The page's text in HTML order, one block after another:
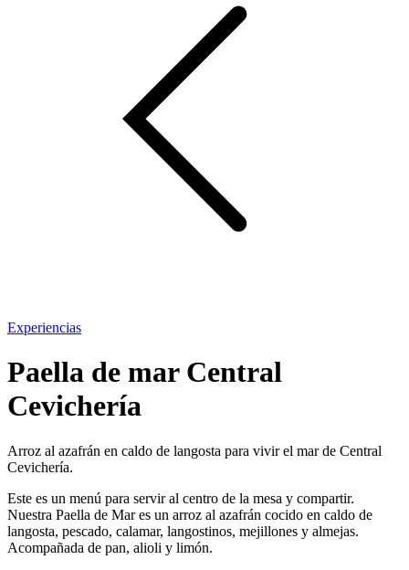
Experiencias
Paella de mar Central
Cevichería
Arroz al azafrán en caldo de langosta para vivir el mar de Central
Cevichería.
Este es un menú para servir al centro de la mesa y compartir.
Nuestra Paella de Mar es un arroz al azafrán cocido en caldo de
langosta, pescado, calamar, langostinos, mejillones y almejas.
Acompañada de pan, alioli y limón.